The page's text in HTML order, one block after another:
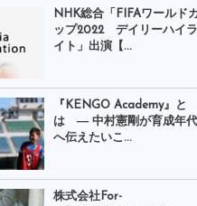
NHK総合「FIFAワールド
ップ2022 デイリーハイラ
イト」出演【...
『KENGO Academy』と
は ― 中村憲剛が育成年代
へ伝えたいこ...
株式会社For-